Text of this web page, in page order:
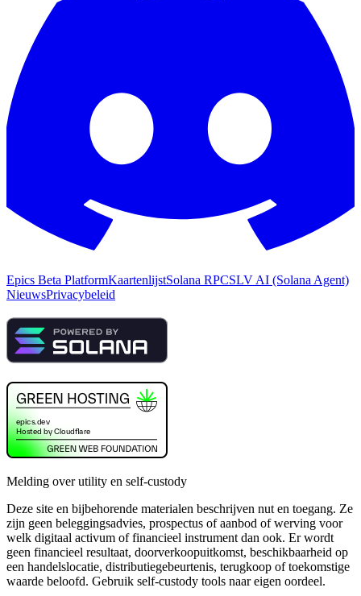
Epics Beta PlatformKaartenlijstSolana RPCSLV AI (Solana Agent)
NieuwsPrivacybeleid
Melding over utility en self-custody
Deze site en bijbehorende materialen beschrijven nut en toegang. Ze
zijn geen beleggingsadvies, prospectus of aanbod of werving voor
welk digitaal activum of financieel instrument dan ook. Er wordt
geen financieel resultaat, doorverkoopuitkomst, beschikbaarheid op
een handelslocatie, distributiegebeurtenis, terugkoop of toekomstige
waarde beloofd. Gebruik self-custody tools naar eigen oordeel.